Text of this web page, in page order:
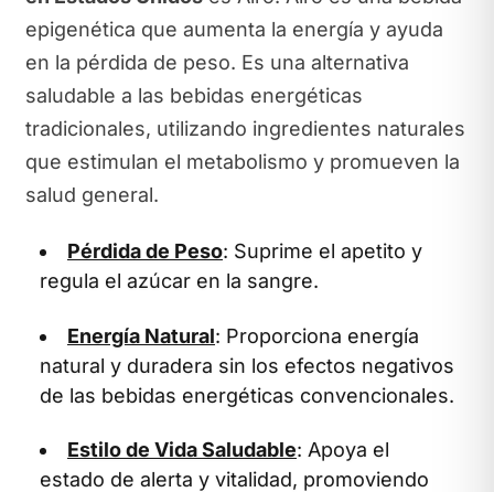
epigenética que aumenta la energía y ayuda
en la pérdida de peso. Es una alternativa
saludable a las bebidas energéticas
tradicionales, utilizando ingredientes naturales
que estimulan el metabolismo y promueven la
salud general.
Pérdida de Peso: Suprime el apetito y
regula el azúcar en la sangre.
Energía Natural: Proporciona energía
natural y duradera sin los efectos negativos
de las bebidas energéticas convencionales.
Estilo de Vida Saludable: Apoya el
estado de alerta y vitalidad, promoviendo